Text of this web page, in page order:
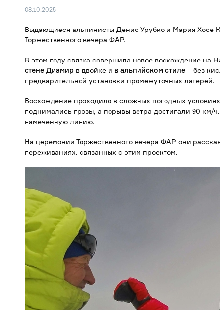
08.10.2025
Выдающиеся альпинисты Денис Урубко и Мария Хосе
Торжественного вечера ФАР.
В этом году связка совершила новое восхождение на
стене Диамир в двойке и в альпийском стиле – без
предварительной установки промежуточных лагерей.
Восхождение проходило в сложных погодных
поднимались грозы, а порывы ветра достигали 90 км/
намеченную линию.
На церемонии Торжественного вечера ФАР они
переживаниях, связанных с этим проектом.